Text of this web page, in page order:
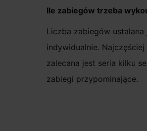
Ile zabiegów trzeba
Liczba zabiegów ustalana
indywidualnie. Najczęściej
zalecana jest seria kilku
zabiegi przypominające.